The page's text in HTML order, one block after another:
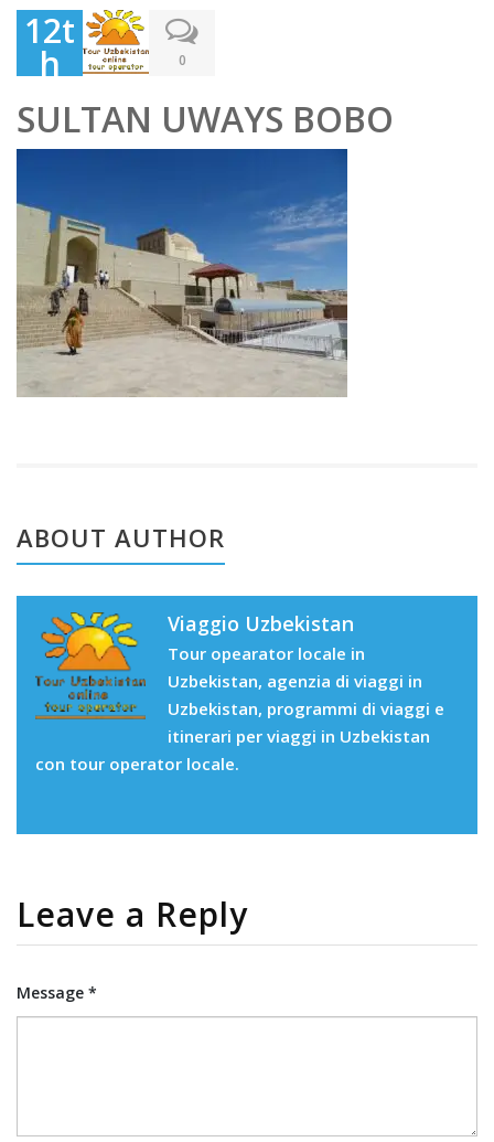
12t
h
Jun
e
202
2
0
SULTAN UWAYS BOBO
ABOUT AUTHOR
Viaggio Uzbekistan
Tour opearator locale in
Uzbekistan, agenzia di viaggi in
Uzbekistan, programmi di viaggi e
itinerari per viaggi in Uzbekistan
con tour operator locale.
Leave a Reply
Message *